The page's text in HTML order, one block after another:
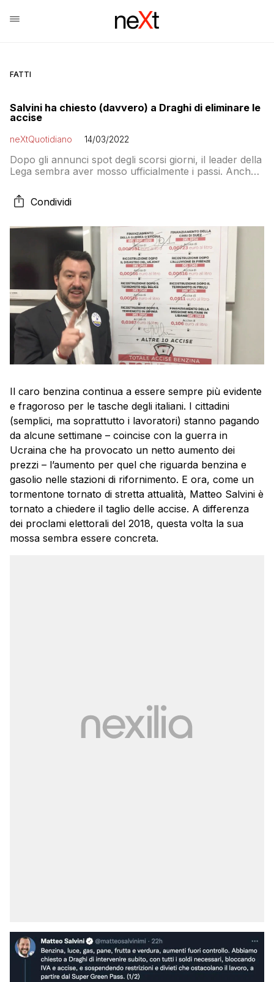
FATTI
Salvini ha chiesto (davvero) a Draghi di eliminare le
accise
neXtQuotidiano 14/03/2022
Dopo gli annunci spot degli scorsi giorni, il leader della
Lega sembra aver mosso ufficialmente i passi. Anche
nulla in quella direzione
Condividi
Il caro benzina continua a essere sempre più evidente
e fragoroso per le tasche degli italiani. I cittadini
(semplici, ma soprattutto i lavoratori) stanno pagando
da alcune settimane – coincise con la guerra in
Ucraina che ha provocato un netto aumento dei
prezzi – l’aumento per quel che riguarda benzina e
gasolio nelle stazioni di rifornimento. E ora, come un
tormentone tornato di stretta attualità, Matteo Salvini è
tornato a chiedere il taglio delle accise. A differenza
dei proclami elettorali del 2018, questa volta la sua
mossa sembra essere concreta.